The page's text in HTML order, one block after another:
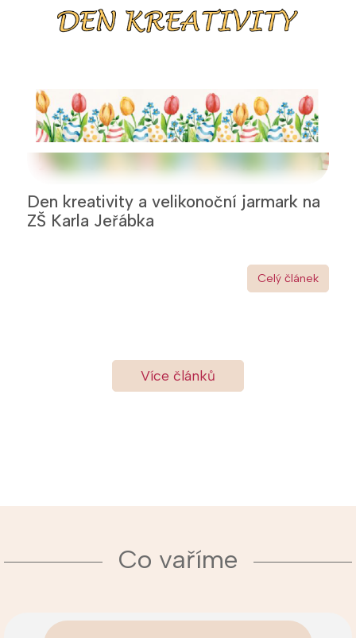
Den kreativity a velikonoční jarmark na
ZŠ Karla Jeřábka
Celý článek
Více článků
Co vaříme